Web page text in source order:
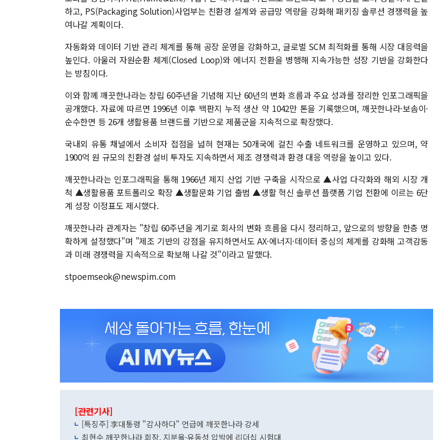
하고, PS(Packaging Solution)사업부는 친환경 설계와 공급망 역량을 강화해 패키징 솔루션 경쟁력을 높
여나갈 계획이다.
자동화와 데이터 기반 관리 체계를 통해 공장 운영을 강화하고, 글로벌 SCM 최적화를 통해 시장 대응력을
높인다. 아울러 자원순환 체계(Closed Loop)와 에너지 전환을 병행해 지속가능한 성장 기반을 강화한다
는 방침이다.
이와 함께 깨끗한나라는 창립 60주년을 기념해 지난 60년의 변화 흐름과 주요 성과를 정리한 인포그래픽을
공개했다. 자료에 따르면 1996년 이후 백판지 누적 생산 약 1042만 톤을 기록했으며, 깨끗한나라·보솜이·
순수한면 등 26개 생활용품 브랜드를 기반으로 제품군을 지속적으로 확장했다.
국내외 유통 채널에서 소비자 접점을 넓혀 현재는 50개국에 걸친 수출 네트워크를 운영하고 있으며, 약
1900억 원 규모의 친환경 설비 투자도 지속하면서 제조 경쟁력과 환경 대응 역량을 높이고 있다.
깨끗한나라는 인포그래픽을 통해 1966년 제지 산업 기반 구축을 시작으로 ▲사업 다각화와 해외 시장 개
척 ▲생활용품 포트폴리오 확장 ▲생활문화 기업 출범 ▲생활 혁신 솔루션 플랫폼 기업 전환에 이르는 6단
계 성장 이정표도 제시했다.
깨끗한나라 관계자는 "창립 60주년을 계기로 회사의 변화 흐름을 다시 정리하고, 앞으로의 방향을 한층 명
확하게 설정했다"며 "제조 기반의 강점을 유지하면서도 AX·에너지·데이터 중심의 체계를 강화해 고객감동
과 미래 경쟁력을 지속적으로 확보해 나갈 것"이라고 말했다.
stpoemseok@newspim.com
[관련기사]
[특징주] 李대통령 "감사하다" 언급에 깨끗한나라 강세
최현수 깨끗한나라 회장, 지분율·유동성 압박에 리더십 시험대